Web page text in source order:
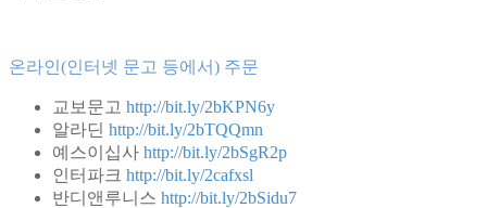
온라인(인터넷 문고 등에서) 주문
교보문고 http://bit.ly/2bKPN6y
알라딘 http://bit.ly/2bTQQmn
예스이십사 http://bit.ly/2bSgR2p
인터파크 http://bit.ly/2cafxsl
반디앤루니스 http://bit.ly/2bSidu7